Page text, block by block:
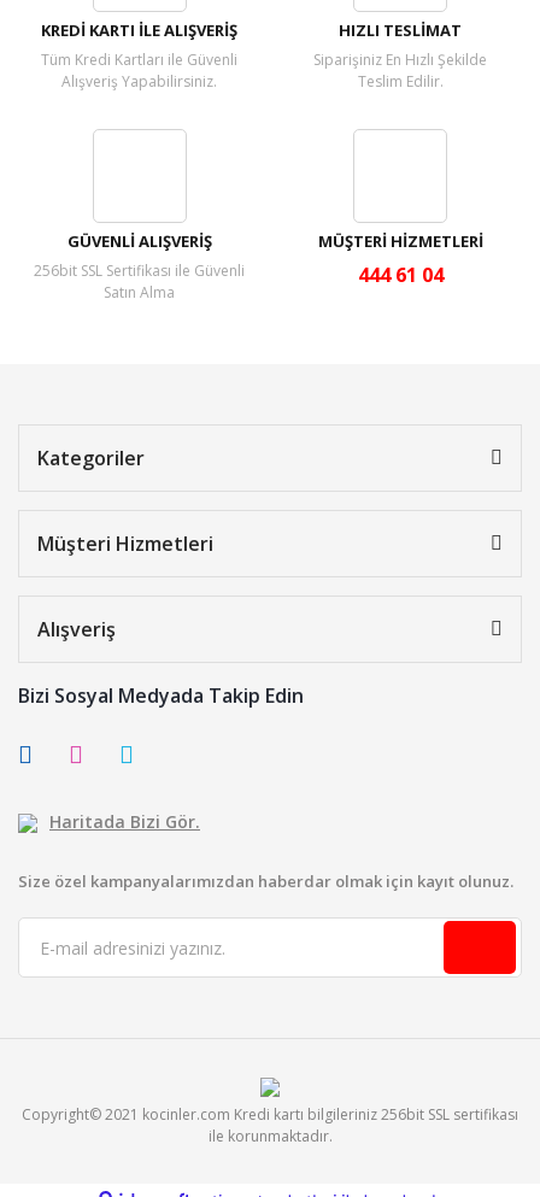
KREDİ KARTI İLE ALIŞVERİŞ
Tüm Kredi Kartları ile Güvenli
Alışveriş Yapabilirsiniz.
HIZLI TESLİMAT
Siparişiniz En Hızlı Şekilde
Teslim Edilir.
GÜVENLİ ALIŞVERİŞ
256bit SSL Sertifikası ile Güvenli
Satın Alma
MÜŞTERİ HİZMETLERİ
444 61 04
Kategoriler
Müşteri Hizmetleri
Alışveriş
Bizi Sosyal Medyada Takip Edin
Haritada Bizi Gör.
Size özel kampanyalarımızdan haberdar olmak için kayıt olunuz.
Copyright© 2021 kocinler.com Kredi kartı bilgileriniz 256bit SSL sertifikası
ile korunmaktadır.